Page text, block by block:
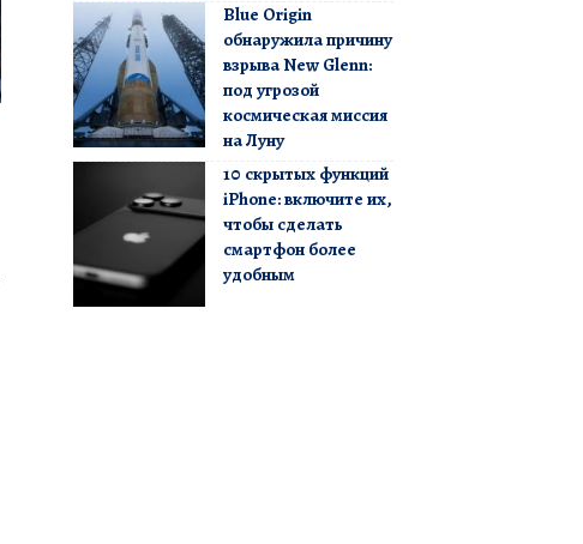
Blue Origin
обнаружила причину
взрыва New Glenn:
под угрозой
космическая миссия
на Луну
10 скрытых функций
iPhone: включите их,
чтобы сделать
смартфон более
удобным